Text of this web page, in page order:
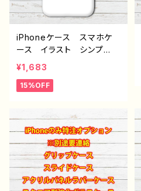
ド オリジナル デザイン
グッズ タイトル：フクロウ
iPhoneケース スマホケ
ース イラスト シンプ
ル 安い おしゃれ ゆる
かわ 可愛い 動物 白
メンズ レディース 女
すすめ 人気 クリエイタ
ー iPhone15/14/13/12/11
AQUOS sense 4 5 6
Xperia Googlepixel
Galaxy Android アンド
¥1,683
15%OFF